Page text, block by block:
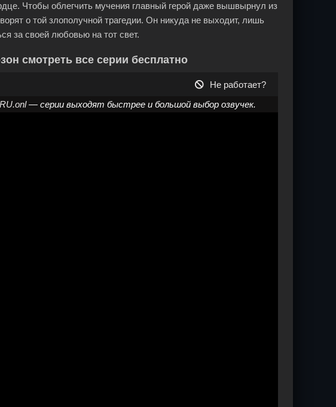
Чтобы облегчить мучения главный герой даже вышвырнул из
о той злополучной трагедии. Он никуда не выходит, лишь
за своей любовью на тот свет.
смотреть все серии бесплатно
Не работает?
— серии выходят быстрее и большой выбор озвучек.